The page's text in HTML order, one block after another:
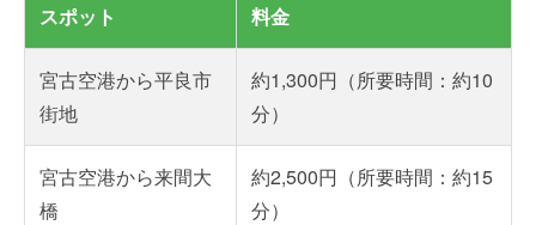
スポット 料金
宮古空港から平良市
街地
約1,300円（所要時間：約10
分）
宮古空港から来間大
橋
約2,500円（所要時間：約15
分）